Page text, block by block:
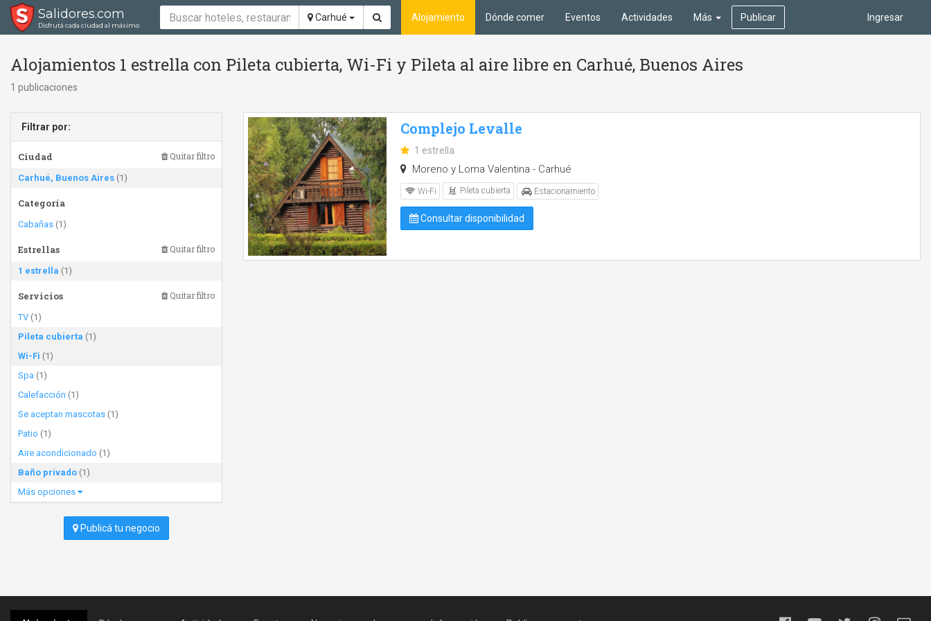
Salidores.com
Disfrutá cada ciudad al máximo
Carhué Ingresar
Alojamiento Dónde comer Eventos Actividades Más Publicar
Alojamientos 1 estrella con Pileta cubierta, Wi-Fi y Pileta al aire libre en Carhué, Buenos Aires
1 publicaciones
Filtrar por:
Ciudad Quitar filtro
Carhué, Buenos Aires (1)
Categoría
Cabañas (1)
Estrellas Quitar filtro
1 estrella (1)
Servicios Quitar filtro
TV (1)
Pileta cubierta (1)
Wi-Fi (1)
Spa (1)
Calefacción (1)
Se aceptan mascotas (1)
Patio (1)
Aire acondicionado (1)
Baño privado (1)
Más opciones
Publicá tu negocio
Complejo Levalle
1 estrella
Moreno y Loma Valentina - Carhué
Wi-Fi Pileta cubierta Estacionamiento
Consultar disponibilidad